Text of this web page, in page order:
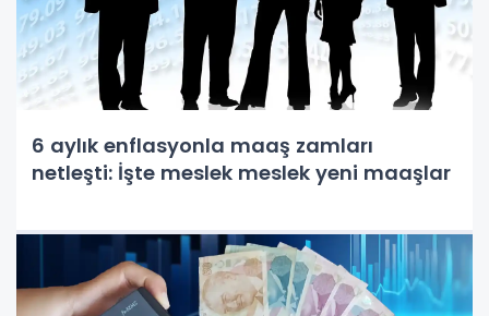
6 aylık enflasyonla maaş zamları
netleşti: İşte meslek meslek yeni maaşlar